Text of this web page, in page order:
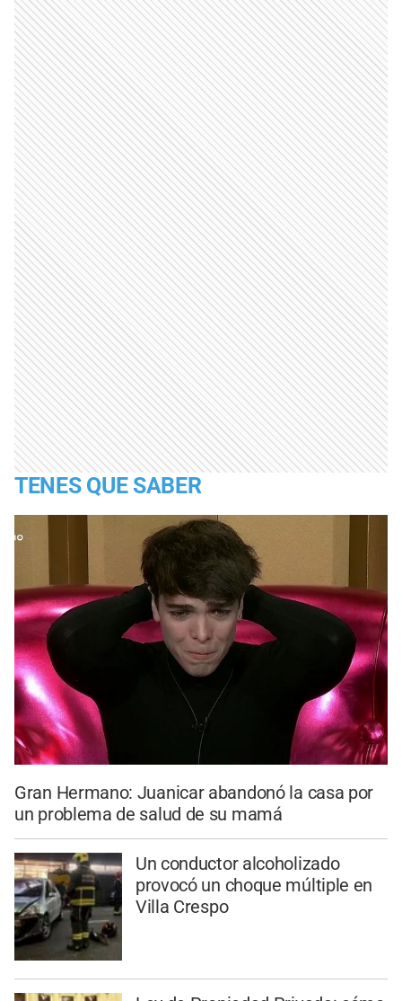
TENES QUE SABER
Gran Hermano: Juanicar abandonó la casa por
un problema de salud de su mamá
Un conductor alcoholizado
provocó un choque múltiple en
Villa Crespo